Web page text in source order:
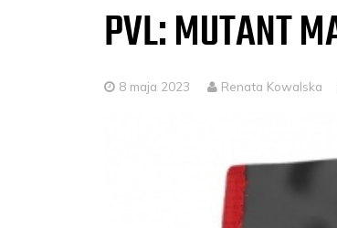
PVL: MUTANT
8 maja 2023 Renata Kowalska